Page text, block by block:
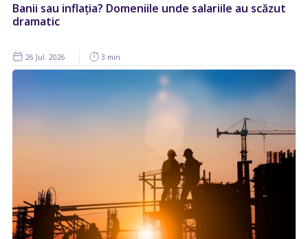
Banii sau inflația? Domeniile unde salariile au scăzut
dramatic
26 Jul. 2026 3 min